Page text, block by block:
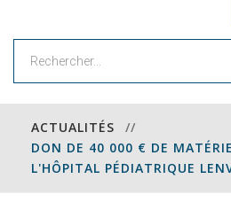
ACTUALITÉS
//
DON DE 40 000 € DE
L'HÔPITAL PÉDIATRIQUE